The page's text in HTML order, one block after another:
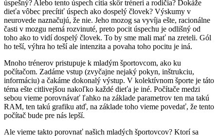
úspešný? Alebo tento úspech cítia skôr tréneri a rodičia? Dokáže
dieťa vôbec precítiť úspech ako dospelý človek? Výskumy v
neurovede naznačujú, že nie. Jeho mozog sa vyvíja ešte, racionálne
časti v mozgu nemá rozvinuté, preto pocit úspechu je odlišný od
toho ako to vidí dospelý človek. To by sme mali mať na zreteli. Gól
ho teší, výhra ho teší ale intenzita a povaha toho pocitu je iná.
Mnoho trénerov pristupuje k mladým športovcom, ako ku
počítačom. Zadáme vstup (zvyčajne nejaký pokyn, inštrukciu,
informáciu) a čakáme dokonalý výstup. V kolektívnom športe je táto
téma ešte citlivejšou nakoľko každé dieťa je iné. Počítače medzi
sebou vieme porovnávať ľahko na základe parametrov ten ma takú
RAM, ten takú grafiku atď, na základe toho vieme povedať, že tento
počítač bude pre nás lepší.
Ale vieme takto porovnať našich mladých športovcov? Ktorí sa